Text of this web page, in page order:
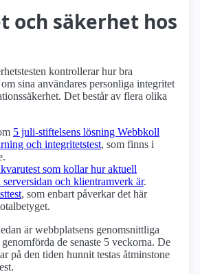
och säkerhet hos
kontrollerar hur bra
sina användares personliga integritet
Det består av flera olika
5 juli-stiftelsens lösning Webbkoll
och integritetstest, som finns i
som kollar hur aktuell
och klient­ramverk är.
, som enbart påverkar det här
är webbplatsens genomsnittliga
de senaste 5 veckorna. De
på den tiden hunnit testas åtminstone